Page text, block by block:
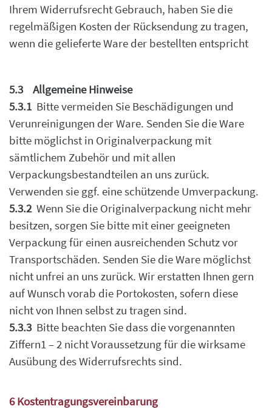
Ihrem Widerrufsrecht Gebrauch, haben Sie die
regelmäßigen Kosten der Rücksendung zu tragen,
wenn die gelieferte Ware der bestellten entspricht
5.3Allgemeine Hinweise
5.3.1 Bitte vermeiden Sie Beschädigungen und
Verunreinigungen der Ware. Senden Sie dieWare
bitte möglichst in Originalverpackung mit
sämtlichem Zubehör und mit allen
Verpackungsbestandteilen an uns zurück.
Verwenden sie ggf. eine schützende Umverpackung.
5.3.2Wenn Sie die Originalverpackung nicht mehr
besitzen, sorgen Sie bitte mit einer geeigneten
Verpackung für einen ausreichenden Schutz vor
Transportschäden. Senden Sie die Ware möglichst
nicht unfrei an uns zurück. Wir erstatten Ihnen gern
auf Wunsch vorab die Portokosten, sofern diese
nicht von Ihnen selbst zu tragen sind.
5.3.3Bitte beachten Sie dass die vorgenannten
Ziffern1 – 2 nicht Voraussetzung für diewirksame
Ausübung des Widerrufsrechts sind.
6 Kostentragungsvereinbarung